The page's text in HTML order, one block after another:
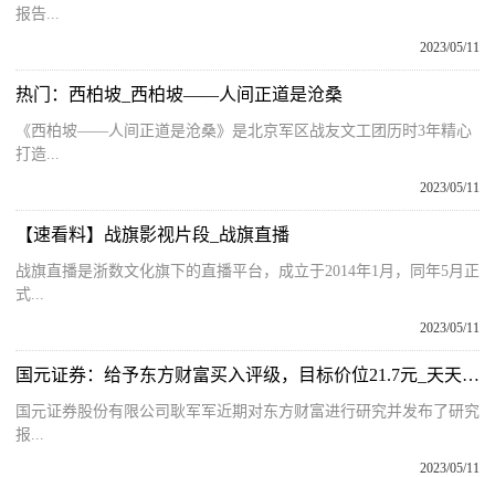
报告...
2023/05/11
热门：西柏坡_西柏坡——人间正道是沧桑
《西柏坡——人间正道是沧桑》是北京军区战友文工团历时3年精心
打造...
2023/05/11
【速看料】战旗影视片段_战旗直播
战旗直播是浙数文化旗下的直播平台，成立于2014年1月，同年5月正
式...
2023/05/11
国元证券：给予东方财富买入评级，目标价位21.7元_天天亮点
国元证券股份有限公司耿军军近期对东方财富进行研究并发布了研究
报...
2023/05/11